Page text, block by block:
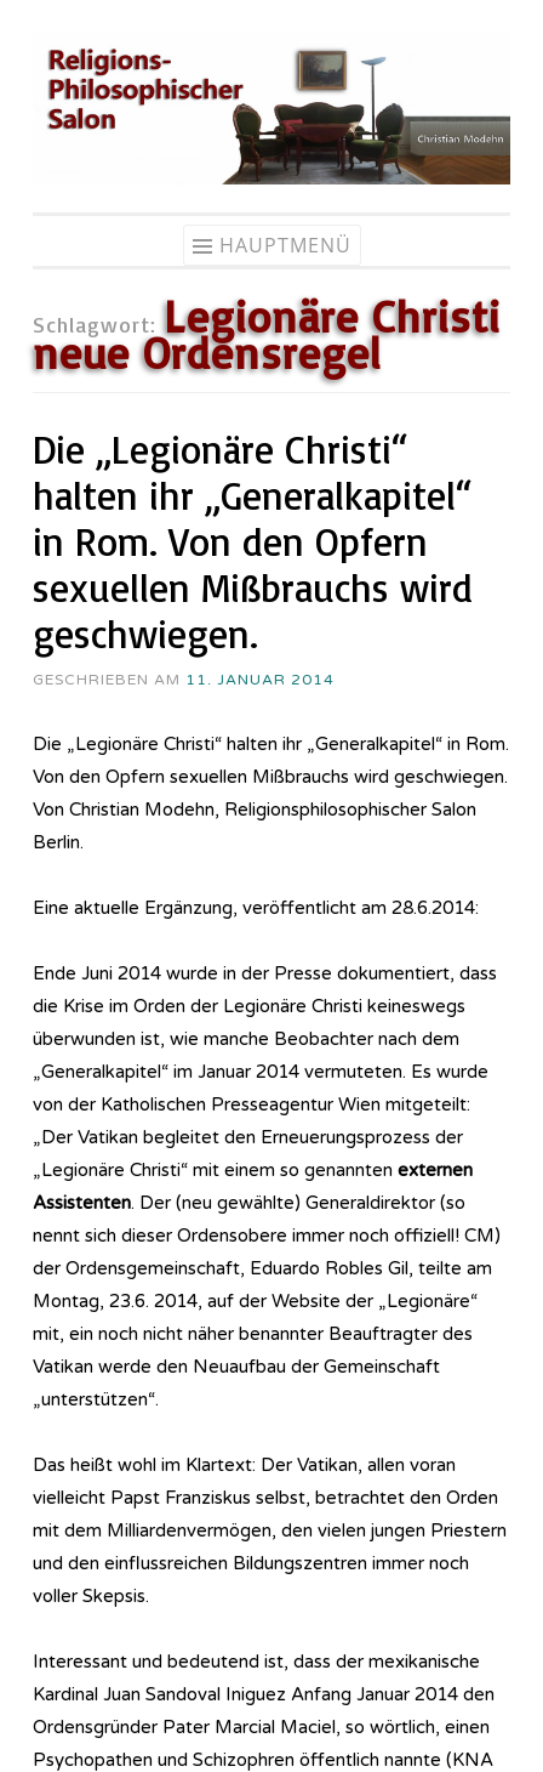
Zum
Inhalt
springen
HAUPTMENÜ
Schlagwort: Legionäre Christi
neue Ordensregel
Die „Legionäre Christi“
halten ihr „Generalkapitel“
in Rom. Von den Opfern
sexuellen Mißbrauchs wird
geschwiegen.
GESCHRIEBEN AM 11. JANUAR 2014
Die „Legionäre Christi“ halten ihr „Generalkapitel“ in Rom.
Von den Opfern sexuellen Mißbrauchs wird geschwiegen.
Von Christian Modehn, Religionsphilosophischer Salon
Berlin.
Eine aktuelle Ergänzung, veröffentlicht am 28.6.2014:
Ende Juni 2014 wurde in der Presse dokumentiert, dass
die Krise im Orden der Legionäre Christi keineswegs
überwunden ist, wie manche Beobachter nach dem
„Generalkapitel“ im Januar 2014 vermuteten. Es wurde
von der Katholischen Presseagentur Wien mitgeteilt:
„Der Vatikan begleitet den Erneuerungsprozess der
„Legionäre Christi“ mit einem so genannten externen
Assistenten. Der (neu gewählte) Generaldirektor (so
nennt sich dieser Ordensobere immer noch offiziell! CM)
der Ordensgemeinschaft, Eduardo Robles Gil, teilte am
Montag, 23.6. 2014, auf der Website der „Legionäre“
mit, ein noch nicht näher benannter Beauftragter des
Vatikan werde den Neuaufbau der Gemeinschaft
„unterstützen“.
Das heißt wohl im Klartext: Der Vatikan, allen voran
vielleicht Papst Franziskus selbst, betrachtet den Orden
mit dem Milliardenvermögen, den vielen jungen Priestern
und den einflussreichen Bildungszentren immer noch
voller Skepsis.
Interessant und bedeutend ist, dass der mexikanische
Kardinal Juan Sandoval Iniguez Anfang Januar 2014 den
Ordensgründer Pater Marcial Maciel, so wörtlich, einen
Psychopathen und Schizophren öffentlich nannte (KNA